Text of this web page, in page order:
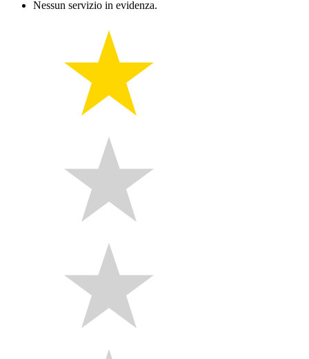
Nessun servizio in evidenza.